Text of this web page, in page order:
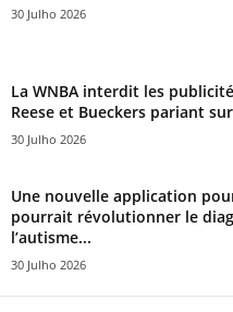
30 Julho 2026
La WNBA interdit les
Reese et Bueckers pariant
30 Julho 2026
Une nouvelle application
pourrait révolutionner le
l’autisme...
30 Julho 2026